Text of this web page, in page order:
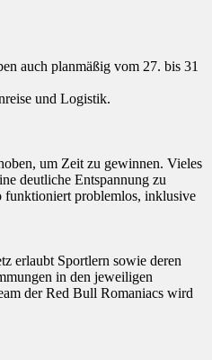
auch planmäßig vom 27. bis 31
und Logistik.
um Zeit zu gewinnen. Vieles
deutliche Entspannung zu
funktioniert problemlos, inklusive
erlaubt Sportlern sowie deren
in den jeweiligen
der Red Bull Romaniacs wird